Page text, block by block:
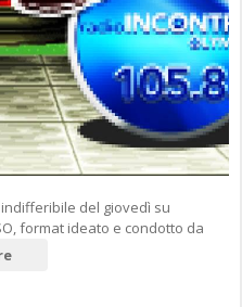
del giovedì su
format ideato e condotto da